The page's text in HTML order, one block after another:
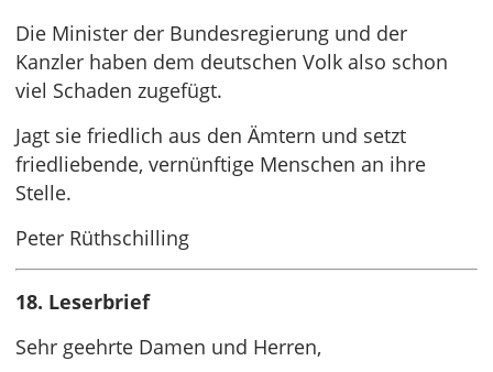
Die Minister der Bundesregierung und der
Kanzler haben dem deutschen Volk also schon
viel Schaden zugefügt.
Jagt sie friedlich aus den Ämtern und setzt
friedliebende, vernünftige Menschen an ihre
Stelle.
Peter Rüthschilling
18. Leserbrief
Sehr geehrte Damen und Herren,